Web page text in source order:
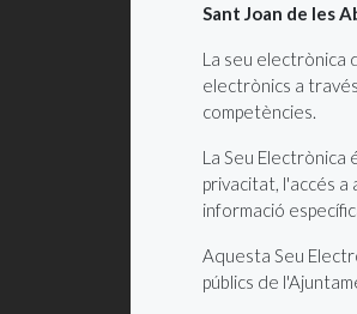
Sant Joan de les
La seu electrònica
electrònics a
competències.
La Seu Electrònica
privacitat, l'accés
informació
Aquesta Seu
públics de